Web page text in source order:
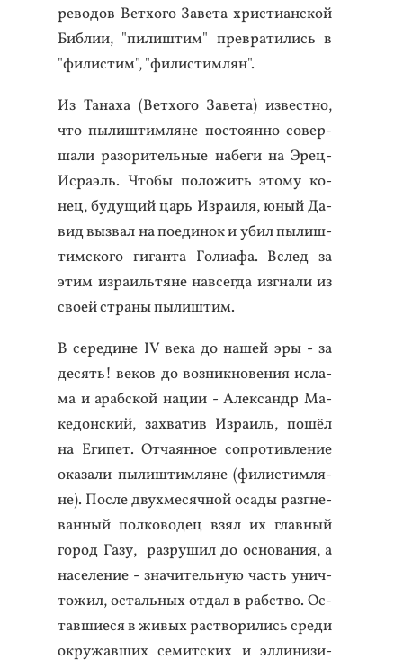
рево­дов Вет­хо­го За­вета хрис­ти­ан­ской
Биб­лии, "пи­лиш­тим" прев­ра­тились в
"фи­лис­тим", "фи­лис­тимлян".
Из Та­наха (Вет­хо­го За­вета) из­вес­тно,
что пы­лиш­тимля­не пос­то­ян­но со­вер­
ша­ли ра­зори­тель­ные на­беги на Эрец-
Ис­ра­эль. Что­бы по­ложить это­му ко­
нец, бу­дущий царь Из­ра­иля, юный Да­
вид выз­вал на по­еди­нок и убил пы­лиш­
тим­ско­го ги­ган­та Го­ли­афа. Вслед за
этим из­ра­иль­тя­не нав­сегда из­гна­ли из
сво­ей стра­ны пы­лиш­тим.
В се­реди­не IV ве­ка до на­шей эры - за
де­сять! ве­ков до воз­никно­вения ис­ла­
ма и араб­ской на­ции - Алек­сандр Ма­
кедон­ский, зах­ва­тив Из­ра­иль, по­шёл
на Еги­пет. От­ча­ян­ное соп­ро­тив­ле­ние
ока­зали пы­лиш­тимля­не (фи­лис­тимля­
не). Пос­ле двух­ме­сяч­ной оса­ды раз­гне­
ван­ный пол­ко­водец взял их глав­ный
го­род Га­зу, раз­ру­шил до ос­но­вания, а
на­селе­ние - зна­читель­ную часть унич­
то­жил, ос­таль­ных от­дал в рабс­тво. Ос­
тавши­еся в жи­вых рас­тво­рились сре­ди
ок­ру­жав­ших се­мит­ских и эл­ли­низи­